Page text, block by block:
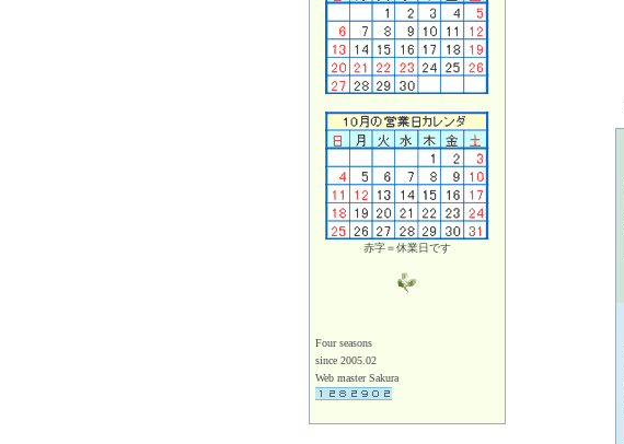
赤字＝休業日です
Four seasons
since 2005.02
Web master Sakura